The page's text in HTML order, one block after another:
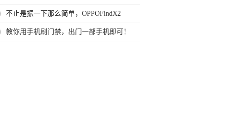
不止是振一下那么简单，OPPOFindX2
教你用手机刷门禁，出门一部手机即可！